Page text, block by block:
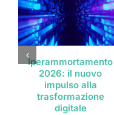
Iperammortamento
2026: il nuovo
impulso alla
trasformazione
digitale